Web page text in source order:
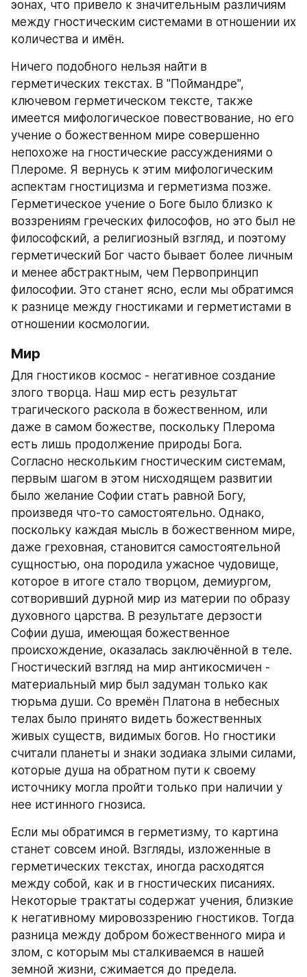
эонах, что привело к значительным различиям
между гностическим системами в отношении их
количества и имён.
Ничего подобного нельзя найти в
герметических текстах. В "Поймандре",
ключевом герметическом тексте, также
имеется мифологическое повествование, но его
учение о божественном мире совершенно
непохоже на гностические рассуждениями о
Плероме. Я вернусь к этим мифологическим
аспектам гностицизма и герметизма позже.
Герметическое учение о Боге было близко к
воззрениям греческих философов, но это был не
философский, а религиозный взгляд, и поэтому
герметический Бог часто бывает более личным
и менее абстрактным, чем Первопринцип
философии. Это станет ясно, если мы обратимся
к разнице между гностиками и герметистами в
отношении космологии.
Мир
Для гностиков космос - негативное создание
злого творца. Наш мир есть результат
трагического раскола в божественном, или
даже в самом божестве, поскольку Плерома
есть лишь продолжение природы Бога.
Согласно нескольким гностическим системам,
первым шагом в этом нисходящем развитии
было желание Софии стать равной Богу,
произведя что-то самостоятельно. Однако,
поскольку каждая мысль в божественном мире,
даже греховная, становится самостоятельной
сущностью, она породила ужасное чудовище,
которое в итоге стало творцом, демиургом,
сотворивший дурной мир из материи по образу
духовного царства. В результате дерзости
Софии душа, имеющая божественное
происхождение, оказалась заключённой в теле.
Гностический взгляд на мир антикосмичен -
материальный мир был задуман только как
тюрьма души. Со времён Платона в небесных
телах было принято видеть божественных
живых существ, видимых богов. Но гностики
считали планеты и знаки зодиака злыми силами,
которые душа на обратном пути к своему
источнику могла пройти только при наличии у
нее истинного гнозиса.
Если мы обратимся в герметизму, то картина
станет совсем иной. Взгляды, изложенные в
герметических текстах, иногда расходятся
между собой, как и в гностических писаниях.
Некоторые трактаты содержат учения, близкие
к негативному мировоззрению гностиков. Тогда
разница между добром божественного мира и
злом, с которым мы сталкиваемся в нашей
земной жизни, сжимается до предела.